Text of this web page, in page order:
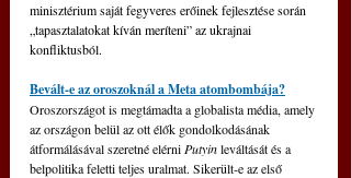
minisztérium saját fegyveres erőinek fejlesztése során
„tapasztalatokat kíván meríteni” az ukrajnai
konfliktusból.
Bevált-e az oroszoknál a Meta atombombája?
Oroszországot is megtámadta a globalista média, amely
az országon belül az ott élők gondolkodásának
átformálásával szeretné elérni Putyin leváltását és a
belpolitika feletti teljes uralmat. Sikerült-e az első